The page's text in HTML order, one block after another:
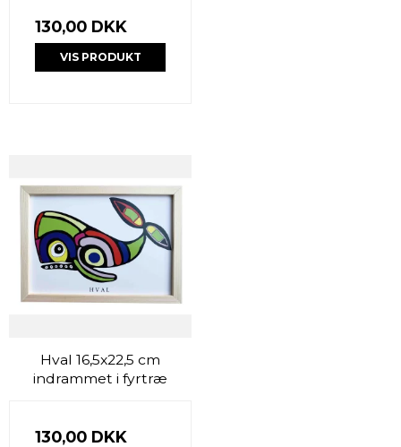
130,00 DKK
VIS PRODUKT
Hval 16,5x22,5 cm
indrammet i fyrtræ
130,00 DKK